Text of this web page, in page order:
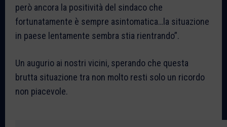
però ancora la positività del sindaco che
fortunatamente è sempre asintomatica…la situazione
in paese lentamente sembra stia rientrando”.
Un augurio ai nostri vicini, sperando che questa
brutta situazione tra non molto resti solo un ricordo
non piacevole.